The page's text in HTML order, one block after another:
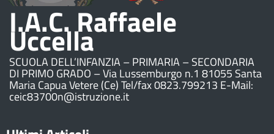
I.A.C. Raffaele
Uccella
SCUOLA DELL’INFANZIA – PRIMARIA – SECONDARIA
DI PRIMO GRADO – Via Lussemburgo n.1 81055 Santa
Maria Capua Vetere (Ce) Tel/fax 0823.799213 E-Mail:
ceic83700n@istruzione.it